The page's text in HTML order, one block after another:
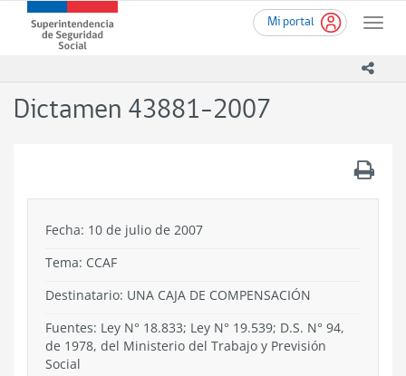
contenido
Mi portal
Toggle
Superintendencia
de
-
Dictamen 43881-2007
Fecha: 10 de julio de 2007
Tema: CCAF
Destinatario: UNA CAJA DE COMPENSACIÓN
Fuentes: Ley N° 18.833; Ley N° 19.539; D.S. N° 94,
de 1978, del Ministerio del Trabajo y Previsión
Social